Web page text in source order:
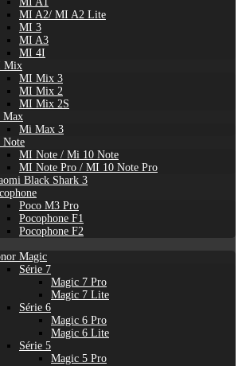
MI A2/ MI A2 Lite
MI 3
MI A3
MI 4I
Mix
MI Mix 3
MI Mix 2
MI Mix 2S
Max
Mi Max 3
MI Note / Mi 10 Note
MI Note Pro / MI 10 Note Pro
Black Shark 3
Poco M3 Pro
Pocophone F1
Pocophone F2
Magic
Série 7
Magic 7 Pro
Magic 7 Lite
Série 6
Magic 6 Pro
Magic 6 Lite
Série 5
Magic 5 Pro